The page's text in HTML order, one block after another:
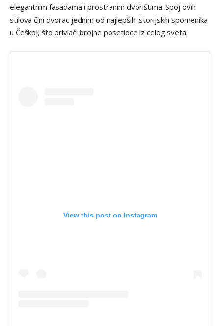
elegantnim fasadama i prostranim dvorištima. Spoj ovih
stilova čini dvorac jednim od najlepših istorijskih spomenika
u Češkoj, što privlači brojne posetioce iz celog sveta.
View this post on Instagram